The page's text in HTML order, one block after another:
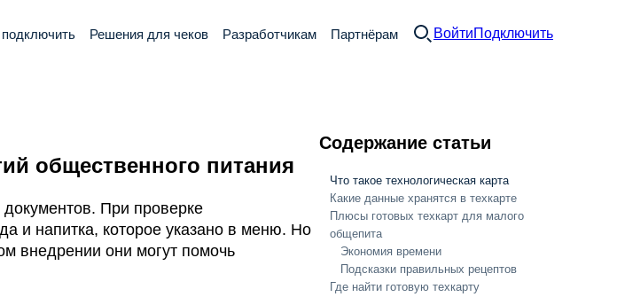
подключить Решения для чеков Разработчикам Партнёрам ВойтиПодключить
Содержание статьи
Что такое технологическая карта
Какие данные хранятся в техкарте
Плюсы готовых техкарт для малого
общепита
Экономия времени
Подсказки правильных рецептов
Где найти готовую техкарту
общественного питания
При проверке
и напитка, которое указано в меню. Но
внедрении они могут помочь